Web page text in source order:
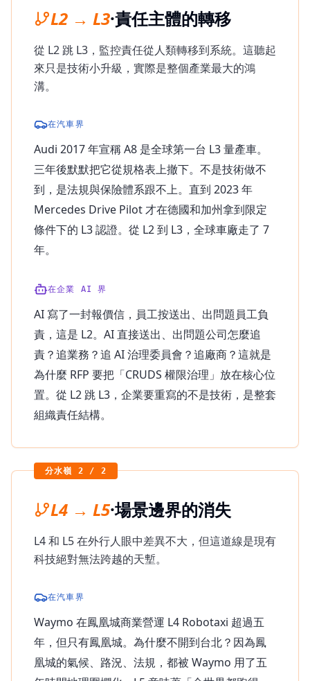
L2 → L3·責任主體的轉移
從 L2 跳 L3，監控責任從人類轉移到系統。這聽起
來只是技術小升級，實際是整個產業最大的鴻
溝。
在汽車界
Audi 2017 年宣稱 A8 是全球第一台 L3 量產車。
三年後默默把它從規格表上撤下。不是技術做不
到，是法規與保險體系跟不上。直到 2023 年
Mercedes Drive Pilot 才在德國和加州拿到限定
條件下的 L3 認證。從 L2 到 L3，全球車廠走了 7
年。
在企業 AI 界
AI 寫了一封報價信，員工按送出、出問題員工負
責，這是 L2。AI 直接送出、出問題公司怎麼追
責？追業務？追 AI 治理委員會？追廠商？這就是
為什麼 RFP 要把「CRUDS 權限治理」放在核心位
置。從 L2 跳 L3，企業要重寫的不是技術，是整套
組織責任結構。
分水嶺 2 / 2
L4 → L5·場景邊界的消失
L4 和 L5 在外行人眼中差異不大，但這道線是現有
科技絕對無法跨越的天塹。
在汽車界
Waymo 在鳳凰城商業營運 L4 Robotaxi 超過五
年，但只有鳳凰城。為什麼不開到台北？因為鳳
凰城的氣候、路況、法規，都被 Waymo 用了五